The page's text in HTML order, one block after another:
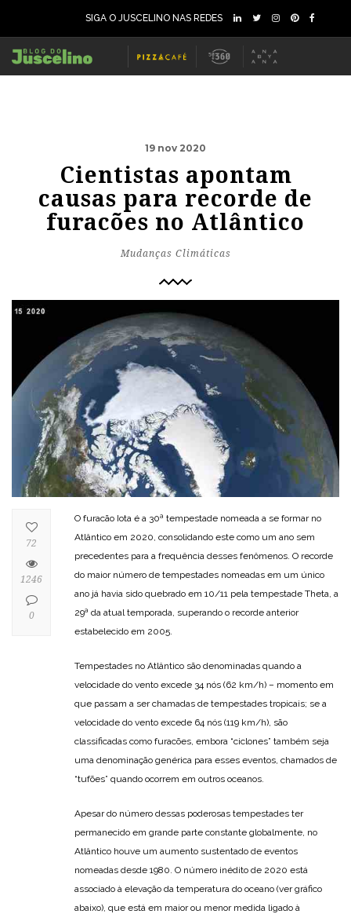
SIGA O JUSCELINO NAS REDES
19 nov 2020
Cientistas apontam
causas para recorde de
furacões no Atlântico
Mudanças Climáticas
O furacão Iota é a 30ª tempestade nomeada a se formar no
Atlântico em 2020, consolidando este como um ano sem
precedentes para a frequência desses fenômenos. O recorde
do maior número de tempestades nomeadas em um único
ano já havia sido quebrado em 10/11 pela tempestade Theta, a
29ª da atual temporada, superando o recorde anterior
estabelecido em 2005.
Tempestades no Atlântico são denominadas quando a
velocidade do vento excede 34 nós (62 km/h) – momento em
que passam a ser chamadas de tempestades tropicais; se a
velocidade do vento excede 64 nós (119 km/h), são
classificadas como furacões, embora “ciclones” também seja
uma denominação genérica para esses eventos, chamados de
“tufões” quando ocorrem em outros oceanos.
Apesar do número dessas poderosas tempestades ter
permanecido em grande parte constante globalmente, no
Atlântico houve um aumento sustentado de eventos
nomeadas desde 1980. O número inédito de 2020 está
associado à elevação da temperatura do oceano (ver gráfico
abaixo), que está em maior ou menor medida ligado à
72
1246
0